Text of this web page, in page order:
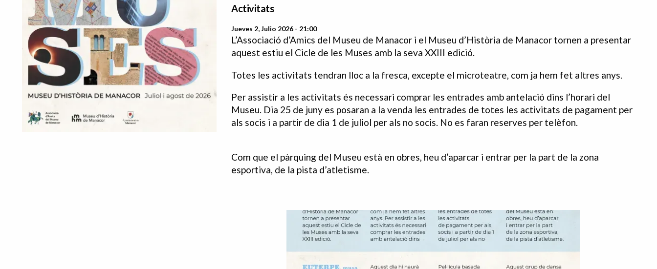
Activitats
Jueves 2, Julio 2026 - 21:00
L’Associació d’Amics del Museu de Manacor i el Museu d’Història de Manacor tornen a presentar
aquest estiu el Cicle de les Muses amb la seva XXIII edició.
Totes les activitats tendran lloc a la fresca, excepte el microteatre, com ja hem fet altres anys.
Per assistir a les activitats és necessari comprar les entrades amb antelació dins l’horari del
Museu. Dia 25 de juny es posaran a la venda les entrades de totes les activitats de pagament per
als socis i a partir de dia 1 de juliol per als no socis. No es faran reserves per telèfon.
Com que el pàrquing del Museu està en obres, heu d’aparcar i entrar per la part de la zona
esportiva, de la pista d’atletisme.